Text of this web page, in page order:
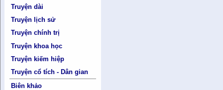
Truyện dài
Truyện lịch sử
Truyện chính trị
Truyện khoa học
Truyện kiếm hiệp
Truyện cổ tích - Dân gian
Biên khảo